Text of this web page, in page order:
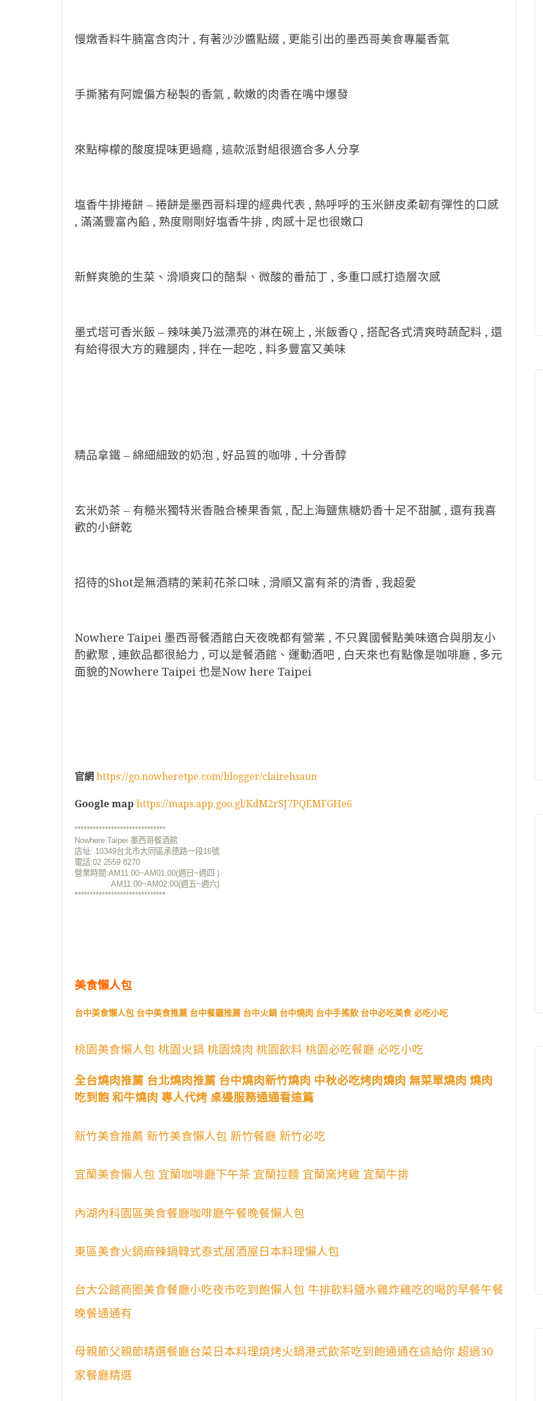
慢燉香料牛腩富含肉汁 , 有著沙沙醬點綴 , 更能引出的墨西哥美食專屬香氣
手撕豬有阿嬤偏方秘製的香氣 , 軟嫩的肉香在嘴中爆發
來點檸檬的酸度提味更過癮 , 這款派對組很適合多人分享
塩香牛排捲餅 – 捲餅是墨西哥料理的經典代表 , 熱呼呼的玉米餅皮柔韌有彈性的口感
, 滿滿豐富內餡 , 熟度剛剛好塩香牛排 , 肉感十足也很嫩口
新鮮爽脆的生菜、滑順爽口的酪梨、微酸的番茄丁 , 多重口感打造層次感
墨式塔可香米飯 – 辣味美乃滋漂亮的淋在碗上 , 米飯香Q , 搭配各式清爽時蔬配料 , 還
有給得很大方的雞腿肉 , 拌在一起吃 , 料多豐富又美味
精品拿鐵 – 綿細細致的奶泡 , 好品質的咖啡 , 十分香醇
玄米奶茶 – 有糙米獨特米香融合榛果香氣 , 配上海鹽焦糖奶香十足不甜膩 , 還有我喜
歡的小餅乾
招待的Shot是無酒精的茉莉花茶口味 , 滑順又富有茶的清香 , 我超愛
Nowhere Taipei 墨西哥餐酒館白天夜晚都有營業 , 不只異國餐點美味適合與朋友小
酌歡聚 , 連飲品都很給力 , 可以是餐酒館、運動酒吧 , 白天來也有點像是咖啡廳 , 多元
面貌的Nowhere Taipei 也是Now here Taipei
官網 https://go.nowheretpe.com/blogger/clairehsaun
Google map https://maps.app.goo.gl/KdM2rSJ7PQEMFGHe6
******************************
Nowhere Taipei 墨西哥餐酒館
店址: 10349台北市大同區承德路一段16號
電話:02 2559 8270
營業時間:AM11:00~AM01:00(週日~週四 )
AM11:00~AM02:00(週五~週六)
******************************
美食懶人包
台中美食懶人包 台中美食推薦 台中餐廳推薦 台中火鍋 台中燒肉 台中手搖飲 台中必吃美食 必吃小吃
桃園美食懶人包 桃園火鍋 桃園燒肉 桃園飲料 桃園必吃餐廳 必吃小吃
全台燒肉推薦 台北燒肉推薦 台中燒肉新竹燒肉 中秋必吃烤肉燒肉 無菜單燒肉 燒肉
吃到飽 和牛燒肉 專人代烤 桌邊服務通通看這篇
新竹美食推薦 新竹美食懶人包 新竹餐廳 新竹必吃
宜蘭美食懶人包 宜蘭咖啡廳下午茶 宜蘭拉麵 宜蘭窯烤雞 宜蘭牛排
內湖內科園區美食餐廳咖啡廳午餐晚餐懶人包
東區美食火鍋麻辣鍋韓式泰式居酒屋日本料理懶人包
台大公館商圈美食餐廳小吃夜市吃到飽懶人包 牛排飲料鹽水雞炸雞吃的喝的早餐午餐
晚餐通通有
母親節父親節精選餐廳台菜日本料理燒烤火鍋港式飲茶吃到飽通通在這給你 超過30
家餐廳精選